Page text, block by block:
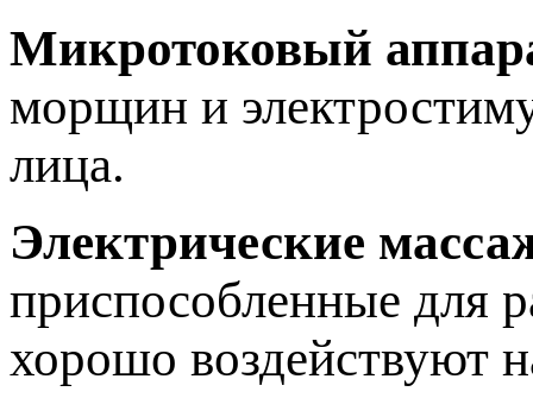
Микротоковый
морщин и
лица.
Электрические
приспособленные для
хорошо воздействуют